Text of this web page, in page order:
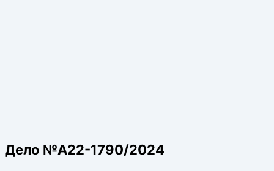
Дело №А22-1790/2024